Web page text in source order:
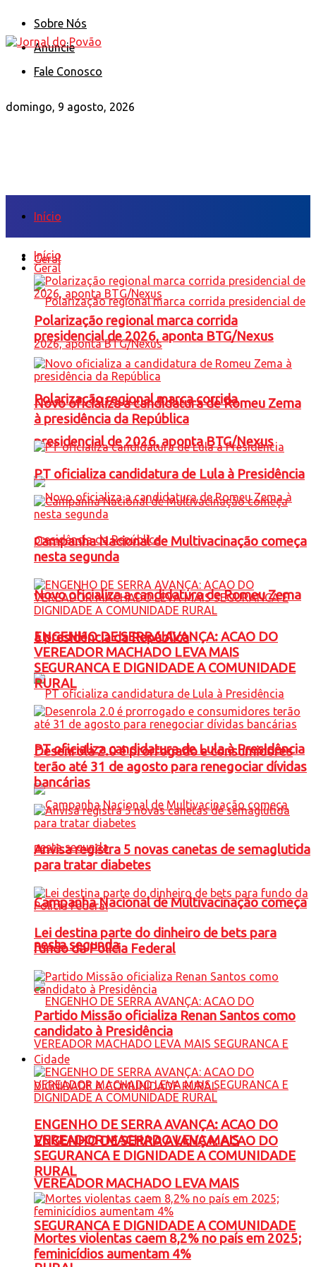
Sobre Nós
Anuncie
Fale Conosco
domingo, 9 agosto, 2026
Início
Geral
Polarização regional marca corrida
presidencial de 2026, aponta BTG/Nexus
Novo oficializa a candidatura de Romeu Zema
à presidência da República
PT oficializa candidatura de Lula à Presidência
Campanha Nacional de Multivacinação começa
nesta segunda
ENGENHO DE SERRA AVANÇA: ACAO DO
VEREADOR MACHADO LEVA MAIS
SEGURANCA E DIGNIDADE A COMUNIDADE
Início
Geral
Polarização regional marca corrida
presidencial de 2026, aponta BTG/Nexus
Novo oficializa a candidatura de Romeu Zema
à presidência da República
PT oficializa candidatura de Lula à Presidência
Campanha Nacional de Multivacinação começa
nesta segunda
ENGENHO DE SERRA AVANÇA: ACAO DO
VEREADOR MACHADO LEVA MAIS
SEGURANCA E DIGNIDADE A COMUNIDADE
RURAL
Desenrola 2.0 é prorrogado e consumidores
terão até 31 de agosto para renegociar dívidas
bancárias
Anvisa registra 5 novas canetas de semaglutida
para tratar diabetes
Lei destina parte do dinheiro de bets para
fundo da Polícia Federal
Partido Missão oficializa Renan Santos como
candidato à Presidência
Cidade
ENGENHO DE SERRA AVANÇA: ACAO DO
VEREADOR MACHADO LEVA MAIS
SEGURANCA E DIGNIDADE A COMUNIDADE
RURAL
Mortes violentas caem 8,2% no país em 2025;
feminicídios aumentam 4%